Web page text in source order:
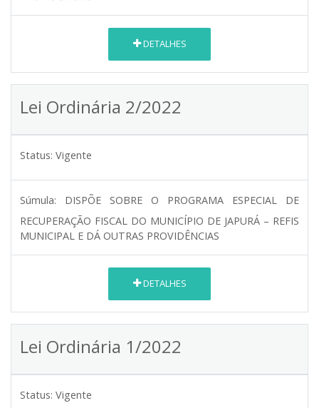
DETALHES
Lei Ordinária 2/2022
Status: Vigente
Súmula:
DISPÕE SOBRE O PROGRAMA ESPECIAL DE
RECUPERAÇÃO FISCAL DO MUNICÍPIO DE JAPURÁ – REFIS
MUNICIPAL E DÁ OUTRAS PROVIDÊNCIAS
DETALHES
Lei Ordinária 1/2022
Status: Vigente